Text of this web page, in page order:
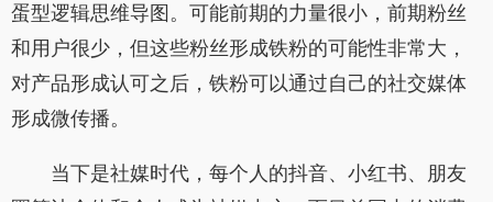
蛋型逻辑思维导图。可能前期的力量很小，前期粉丝
和用户很少，但这些粉丝形成铁粉的可能性非常大，
对产品形成认可之后，铁粉可以通过自己的社交媒体
形成微传播。
当下是社媒时代，每个人的抖音、小红书、朋友